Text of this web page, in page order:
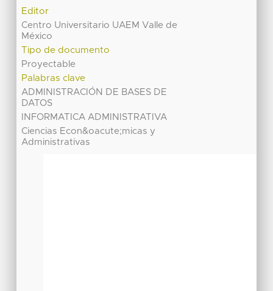
Editor
Centro Universitario UAEM Valle de
México
Tipo de documento
Proyectable
Palabras clave
ADMINISTRACIÓN DE BASES DE
DATOS
INFORMATICA ADMINISTRATIVA
Ciencias Econ&oacute;micas y
Administrativas